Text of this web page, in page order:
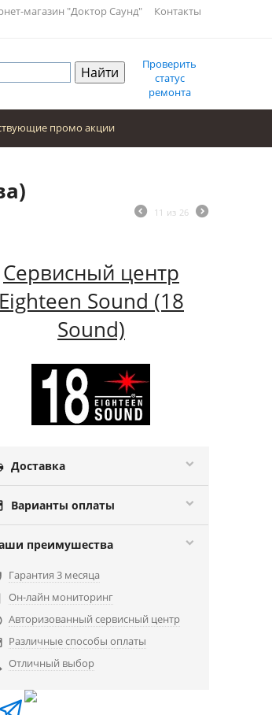
магазин "Доктор Саунд" Контакты
Проверить
статус
ремонта
промо акции
11 из 26
Сервисный центр
Eighteen Sound (18
Sound)
Доставка
Варианты оплаты
преимушества
Гарантия 3 месяца
Он-лайн мониторинг
Авторизованный сервисный центр
Различные способы оплаты
Отличный выбор